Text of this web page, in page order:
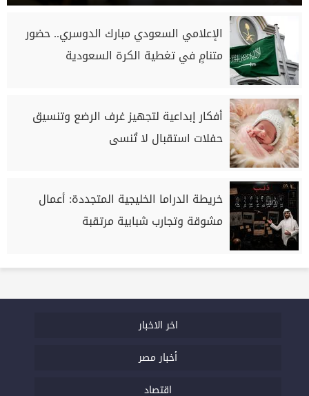
الإعلامي السعودي مبارك الدوسري.. حضور
متنامٍ في تغطية الكرة السعودية
أفكار إبداعية لتجهيز غرف الرضع وتنسيق
حفلات استقبال لا تُنسى
خريطة الدراما الخليجية المتجددة: أعمال
مشوقة وتجارب شبابية مرتقبة
اخر الاخبار
أخبار مصر
اقتصاد